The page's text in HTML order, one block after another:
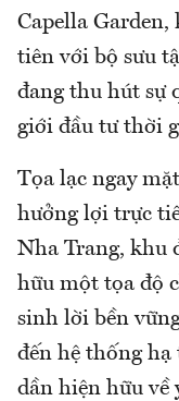
Capella
tiên với bộ sưu
đang thu hút sự
giới đầu tư thời
Tọa lạc ngay
hưởng lợi trực
Nha Trang, khu
hữu một tọa độ
sinh lời bền
đến hệ thống hạ
dần hiện hữu về